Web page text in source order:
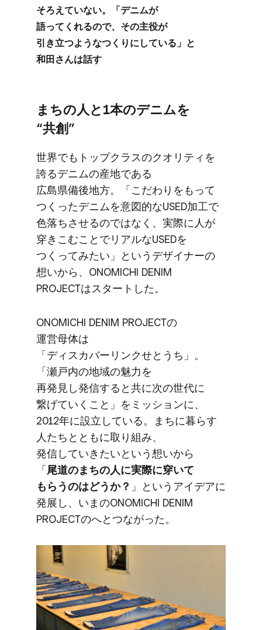
そろえていない。​「デニムが​
語ってくれるので、​その​主役が​
引き立つような​つくりに​している」と​
和田さんは​話す
まちの​人と​1本の​デニムを​
“共創”
世界でも​トップクラスの​クオリティを​
誇る​デニムの​産地である​
広島県備後地方。​「こだわりを​もって​
つくった​デニムを​意図的な​USED加工で​
色落ちさせるのではなく、​実際に​人が​
穿きこむことで​リアルな​USEDを​
つくってみたい」と​いう​デザイナーの​
想いから、​ONOMICHI DENIM
PROJECTは​スタートした。
ONOMICHI DENIM PROJECTの​
運営母体は​
「ディスカバーリンクせとうち」。​
「瀬戸内の​地域の​魅力を​
再発見し発信すると​共に​次の​世代に​
繋げていく​こと」を​ミッションに、​
2012年に​設立している。​まちに​暮らす​
人たちとともに​取り組み、​
発信していきたいと​いう​想いから​
「 尾道の​まちの​人に​実際に​穿いて​
もらうのは​どうか？ 」と​いう​アイデアに​
発展し、​いまの​ONOMICHI DENIM
PROJECTの​へと​つながった。